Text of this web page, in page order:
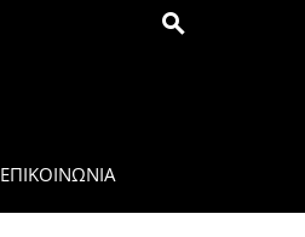
ΕΠΙΚΟΙΝΩΝΊΑ